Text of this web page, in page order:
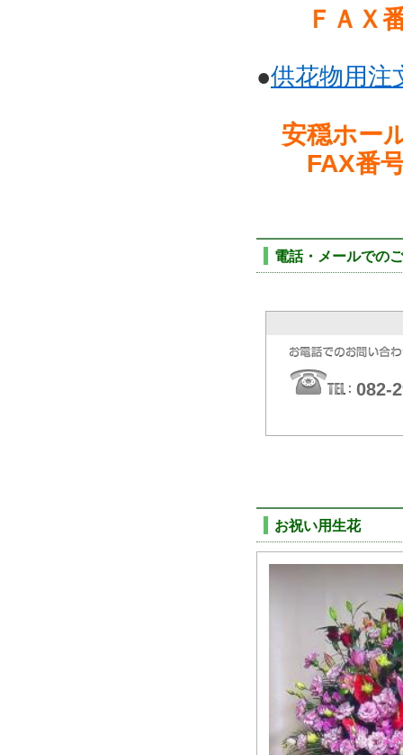
ＦＡＸ番
●供花物用注
安穏ホー
FAX番号
電話・メールでの
082-
お祝い用生花